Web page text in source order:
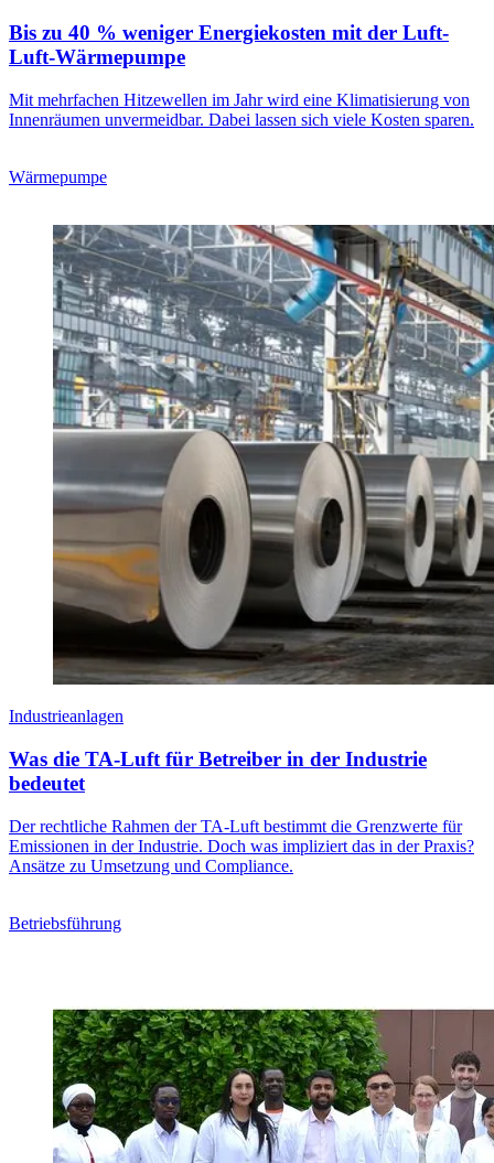
Bis zu 40 % weniger Energiekosten mit der Luft-
Luft-Wärmepumpe
Mit mehrfachen Hitzewellen im Jahr wird eine Klimatisierung von
Innenräumen unvermeidbar. Dabei lassen sich viele Kosten sparen.
Wärmepumpe
Industrieanlagen
Was die TA-Luft für Betreiber in der Industrie
bedeutet
Der rechtliche Rahmen der TA-Luft bestimmt die Grenzwerte für
Emissionen in der Industrie. Doch was impliziert das in der Praxis?
Ansätze zu Umsetzung und Compliance.
Betriebsführung